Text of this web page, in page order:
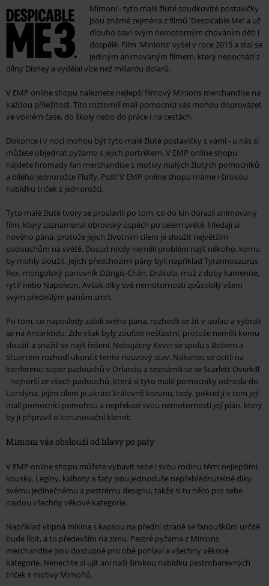
Mimoni - tyto malé žluté soudkovité postavičky
jsou známé zejména z filmů 'Despicable Me' a už
dlouho baví svým nemotorným chováním děti i
dospělé. Film 'Minions' vyšel v roce 2015 a stal se
jediným animovaným filmem, který nepochází z
dílny Disney a vydělal více než miliardu dolarů.
V EMP online shopu naleznete nejlepší filmový Minions merchandise na
každou příležitost. Tito roztomilí malí pomocníci vás mohou doprovázet
ve volném čase, do školy nebo do práce i na cestách.
Dokonce i v noci mohou být tyto malé žluté postavičky s vámi - u nás si
můžete objednat pyžamo s jejich portrétem. V EMP online shopu
najdete hromady fan merchandise s motivy malých žlutých pomocníků
a bílého jednorožce Fluffy. Psst! V EMP online shopu máme i širokou
nabídku triček s jednorožci.
Tyto malé žluté tvory se proslavili po tom, co do kin dorazil animovaný
film, který zaznamenal obrovský úspěch po celém světě. Hledají si
nového pána, protože jejich životním cílem je sloužit největším
padouchům na světě. Dosud nikdy neměli problém najít někoho, komu
by mohly sloužit. Jejich předchozími pány byli například Tyrannosaurus
Rex, mongolský panovník Džingis-Chán, Drákula, muž z doby kamenné,
rytíř nebo Napoleon. Avšak díky své nemotornosti způsobily všem
svým předešlým pánům smrt.
Po tom, co naposledy zabili svého pána, rozhodli se žít v izolaci a vybrali
se na Antarktidu. Zde však byly zoufale nešťastní, protože neměli komu
sloužit a snažili se najít řešení. Nebojácný Kevin se spolu s Bobem a
Stuartem rozhodl ukončit tento nouzový stav. Nakonec se ocitli na
konferenci super padouchů v Orlandu a seznámili se se Scarlett Overkill
- nejhorší ze všech padouchů, která si tyto malé pomocníky odnesla do
Londýna. Jejím cílem je ukrást královně korunu, tedy, pokud jí v tom její
malí pomocníci pomohou a nepřekazí svou nemotorností její plán, který
by ji připravil o korunovační klenot.
Mimoni vás obslouží od hlavy po paty
V EMP online shopu můžete vybavit sebe i svou rodinu těmi nejlepšími
kousky. Legíny, kalhoty a šaty jsou jednoduše nepřehlédnutelné díky
svému jedinečnému a pestrému designu, takže si tu něco pro sebe
najdou všechny věkové kategorie.
Například vtipná mikina s kapsou na přední straně se fanouškům určitě
bude líbit, a to především na zimu. Pestré pyžama z Minions
merchandise jsou dostupné pro obě pohlaví a všechny věkové
kategorie. Nenechte si ujít ani naši širokou nabídku pestrobarevných
triček s motivy Mimoňů.